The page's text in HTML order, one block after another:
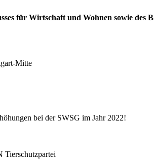
für Wirtschaft und Wohnen sowie des
Mitte
bei der SWSG im Jahr 2022!